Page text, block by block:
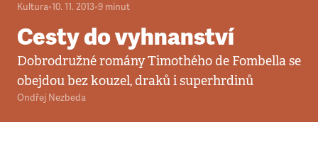
Kultura•10. 11. 2013•9 minut
Cesty do vyhnanství
Dobrodružné romány Timothého de Fombella se
obejdou bez kouzel, draků i superhrdinů
Ondřej Nezbeda